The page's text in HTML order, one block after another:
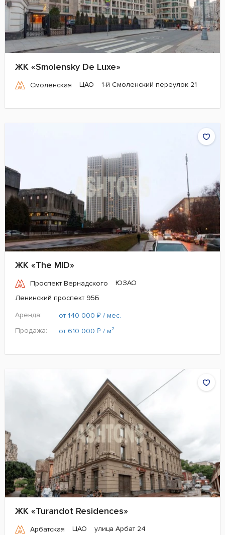
ЖК «Smolensky De Luxe»
Смоленская ЦАО 1-й Смоленский переулок 21
ЖК «The MID»
Проспект Вернадского
ЮЗАО
Ленинский проспект 95Б
Аренда:
от 140 000 ₽ / мес.
Продажа:
от 610 000 ₽ / м²
ЖК «Turandot Residences»
Арбатская ЦАО улица Арбат 24